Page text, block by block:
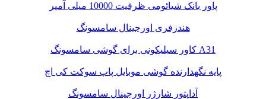
پاور بانک شیائومی ظرفیت 10000 میلی آمپر
هندزفری اورجینال سامسونگ
کاور سیلیکونی برای گوشی سامسونگ A31
پایه نگهدارنده گوشی موبایل پاپ سوکت کی اچ
آداپتور شارژر اورجینال سامسونگ